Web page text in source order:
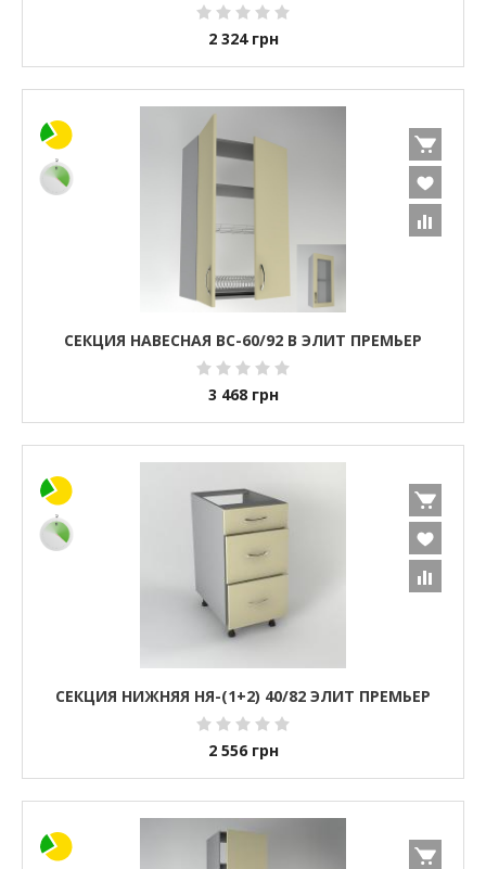
2 324 грн
СЕКЦИЯ НАВЕСНАЯ ВС-60/92 В ЭЛИТ ПРЕМЬЕР
3 468 грн
СЕКЦИЯ НИЖНЯЯ НЯ-(1+2) 40/82 ЭЛИТ ПРЕМЬЕР
2 556 грн